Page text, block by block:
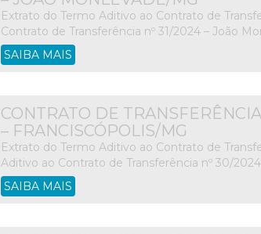
Extrato do Termo Aditivo ao Contrato de
Contrato de Transferência nº 31/2024 – João
SAIBA MAIS
CONTRATO DE
– FRANCISCÓPOLIS/MG
Extrato do Termo Aditivo ao Contrato de
Aditivo ao Contrato de Transferência nº 30/
SAIBA MAIS